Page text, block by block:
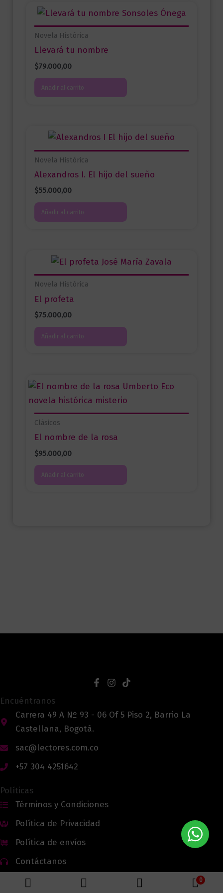
Novela Histórica
Llevará tu nombre
$79.000,00
Añadir al carrito
Novela Histórica
Alexandros I. El hijo del sueño
$55.000,00
Añadir al carrito
Novela Histórica
El profeta
$75.000,00
Añadir al carrito
Clásicos
El nombre de la rosa
$95.000,00
Añadir al carrito
Encuéntranos
Carrera 49 A Nº 93 - 06 Of 5 Piso 2, Barrio La
Castellana, Bogotá.
sac@lectores.com.co
+57 304 4251642
Políticas
Términos y Condiciones
Política de Privacidad
Política de envíos
Contáctanos
0